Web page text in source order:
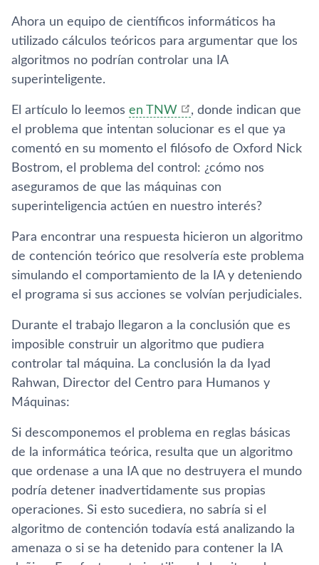
Ahora un equipo de científicos informáticos ha
utilizado cálculos teóricos para argumentar que los
algoritmos no podrían controlar una IA
superinteligente.
El artículo lo leemos en TNW
, donde indican que
el problema que intentan solucionar es el que ya
comentó en su momento el filósofo de Oxford Nick
Bostrom, el problema del control: ¿cómo nos
aseguramos de que las máquinas con
superinteligencia actúen en nuestro interés?
Para encontrar una respuesta hicieron un algoritmo
de contención teórico que resolvería este problema
simulando el comportamiento de la IA y deteniendo
el programa si sus acciones se volvían perjudiciales.
Durante el trabajo llegaron a la conclusión que es
imposible construir un algoritmo que pudiera
controlar tal máquina. La conclusión la da Iyad
Rahwan, Director del Centro para Humanos y
Máquinas:
Si descomponemos el problema en reglas básicas
de la informática teórica, resulta que un algoritmo
que ordenase a una IA que no destruyera el mundo
podría detener inadvertidamente sus propias
operaciones. Si esto sucediera, no sabría si el
algoritmo de contención todavía está analizando la
amenaza o si se ha detenido para contener la IA